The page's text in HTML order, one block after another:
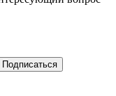
Подписаться